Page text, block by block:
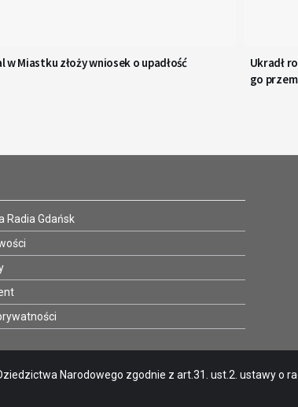
w Miastku złoży wniosek o upadłość
Ukradł
go
Radia Gdańsk
Narodowego zgodnie z art.31. ust.2. ustawy o